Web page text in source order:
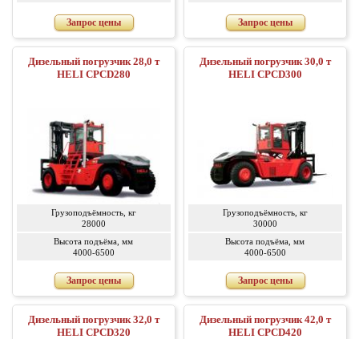
Запрос цены Запрос цены
Дизельный погрузчик 28,0 т
HELI CPCD280
Грузоподъёмность, кг
28000
Высота подъёма, мм
4000-6500
Запрос цены
Дизельный погрузчик 30,0 т
HELI CPCD300
Грузоподъёмность, кг
30000
Высота подъёма, мм
4000-6500
Запрос цены
Дизельный погрузчик 32,0 т
HELI CPCD320
Дизельный погрузчик 42,0 т
HELI CPCD420